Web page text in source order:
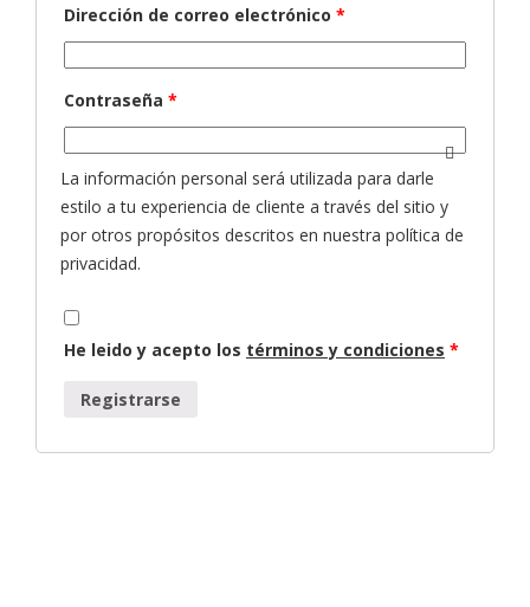
Dirección de correo electrónico *
Contraseña *
La información personal será utilizada para darle
estilo a tu experiencia de cliente a través del sitio y
por otros propósitos descritos en nuestra política de
privacidad.
He leido y acepto los términos y condiciones *
Registrarse